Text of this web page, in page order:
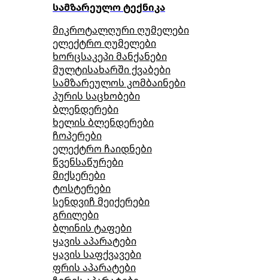
სამზარეულო ტექნიკა
მიკროტალღური ღუმელები
ელექტრო ღუმელები
ხორცსაკეპი მანქანები
მულტისახარში ქვაბები
სამზარეულოს კომბაინები
პურის საცხობები
ბლენდერები
ხელის ბლენდერები
ჩოპერები
ელექტრო ჩაიდნები
წვენსაწურები
მიქსერები
ტოსტერები
სენდვიჩ მეიქერები
გრილები
ბლინის ტაფები
ყავის აპარატები
ყავის საფქვავები
ფრის აპარატები